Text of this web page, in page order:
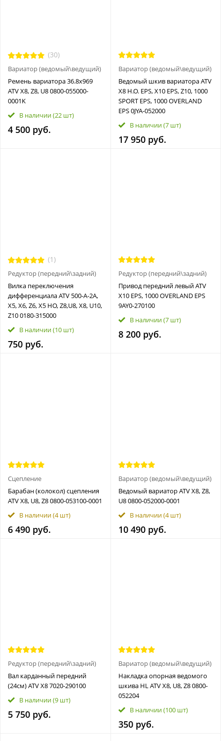
(30)
Вариатор (ведомый\ведущий)
Ремень вариатора 36.8х969
ATV Х8, Z8, U8 0800-055000-
0001K
В наличии(22 шт)
4 500 руб.
Вариатор (ведомый\ведущий)
Ведомый шкив вариатора ATV
X8 H.O. EPS, X10 EPS, Z10, 1000
SPORT EPS, 1000 OVERLAND
EPS 0JYA-052000
В наличии(7 шт)
17 950 руб.
(1)
Редуктор (передний\задний)
Вилка переключения
дифференциала ATV 500-A-2A,
X5, X6, Z6, X5 HO, Z8,U8, X8, U10,
Z10 0180-315000
В наличии(10 шт)
750 руб.
Редуктор (передний\задний)
Привод передний левый ATV
X10 EPS, 1000 OVERLAND EPS
9AY0-270100
В наличии(7 шт)
8 200 руб.
Сцепление
Барабан (колокол) сцепления
ATV X8, U8, Z8 0800-053100-0001
В наличии(4 шт)
6 490 руб.
Вариатор (ведомый\ведущий)
Ведомый вариатор ATV X8, Z8,
U8 0800-052000-0001
В наличии(4 шт)
10 490 руб.
Редуктор (передний\задний)
Вал карданный передний
(24см) ATV Х8 7020-290100
В наличии(9 шт)
5 750 руб.
Вариатор (ведомый\ведущий)
Накладка опорная ведомого
шкива HL ATV X8, U8, Z8 0800-
052204
В наличии(100 шт)
350 руб.